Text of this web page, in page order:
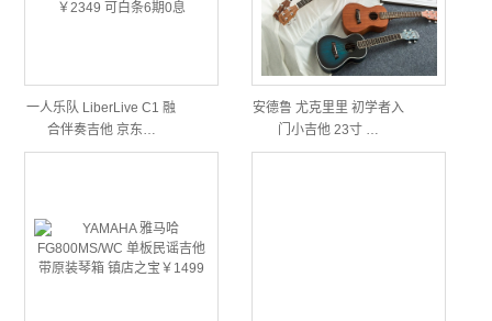
一人乐队 LiberLive C1 融
合伴奏吉他 京东…
安德鲁 尤克里里 初学者入
门小吉他 23寸 …